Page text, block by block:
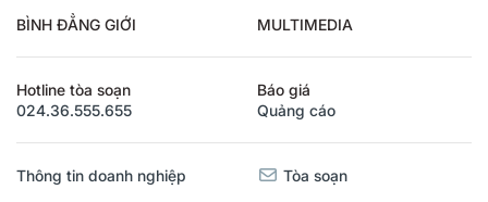
BÌNH ĐẲNG GIỚI MULTIMEDIA
Hotline tòa soạn
024.36.555.655
Báo giá
Quảng cáo
Thông tin doanh nghiệp Tòa soạn